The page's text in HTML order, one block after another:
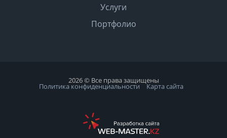
Услуги
Портфолио
2026 © Все права защищены
Политика конфиденциальности Карта сайта